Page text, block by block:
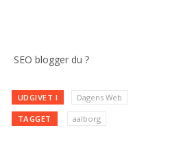
SEO blogger du ?
UDGIVET I Dagens Web
TAGGET aalborg